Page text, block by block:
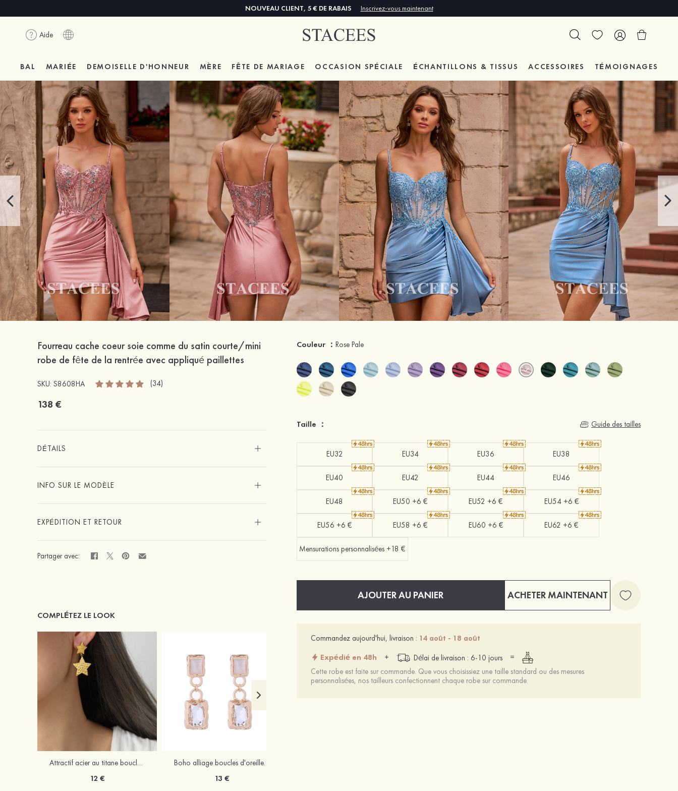
NOUVEAU CLIENT, 5 € DE RABAIS Inscrivez-vous maintenant
Aide
BAL MARIÉE DEMOISELLE D'HONNEUR MÈRE FÊTE DE MARIAGE OCCASION SPÉCIALE ÉCHANTILLONS & TISSUS ACCESSOIRES TÉMOIGNAGES
Fourreau cache coeur soie comme du satin courte/mini
robe de fête de la rentrée avec appliqué paillettes
SKU: S8608HA (34)
138 €
DÉTAILS
INFO SUR LE MODÈLE
EXPÉDITION ET RETOUR
Partager avec:
COMPLÉTEZ LE LOOK
Attractif acier au titane boucles d'oreilles or
12 €
Boho alliage boucles d'oreilles avec strass
13 €
Couleur ：Rose Pale
Taille ： Guide des tailles
EU32 EU34 EU36 EU38
EU40 EU42 EU44 EU46
EU48 EU50 +6 € EU52 +6 € EU54 +6 €
EU56 +6 € EU58 +6 € EU60 +6 € EU62 +6 €
Mensurations personnalisées +18 €
AJOUTER AU PANIER ACHETER MAINTENANT
Commandez aujourd'hui, livraison : 14 août - 18 août
Expédié en 48h + Délai de livraison : 6-10 jours
=
Cette robe est faite sur commande. Que vous choisissiez une taille standard ou des mesures
personnalisées, nos tailleurs confectionnent chaque robe sur commande.